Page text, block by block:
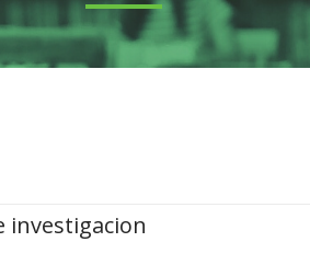
investigacion